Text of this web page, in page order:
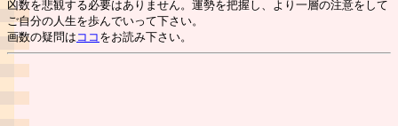
凶数を悲観する必要はありません。運勢を把握し、より一層の注意をして
ご自分の人生を歩んでいって下さい。
画数の疑問は ココ をお読み下さい。